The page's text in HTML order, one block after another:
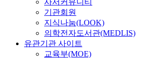
사서커뮤니티
기관회원
지식나눔(LOOK)
의학전자도서관(MEDLIS)
유관기관 사이트
교육부(MOE)